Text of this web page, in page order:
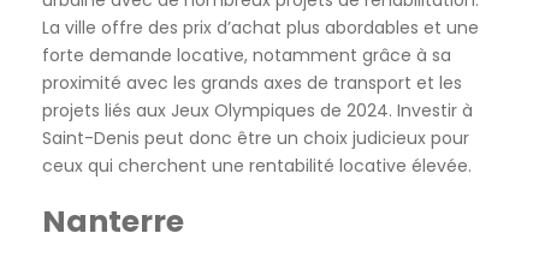
La ville offre des prix d’achat plus abordables et une
forte demande locative, notamment grâce à sa
proximité avec les grands axes de transport et les
projets liés aux Jeux Olympiques de 2024. Investir à
Saint-Denis peut donc être un choix judicieux pour
ceux qui cherchent une rentabilité locative élevée.
Nanterre